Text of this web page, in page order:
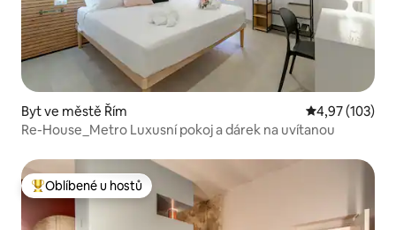
Byt ve městě Řím Průměrné
4,97 (103)
Re-House_Metro Luxusní pokoj a dárek na uvítanou
Nejlepší v kategorii Oblíbené u hostů
Oblíbené u hostů